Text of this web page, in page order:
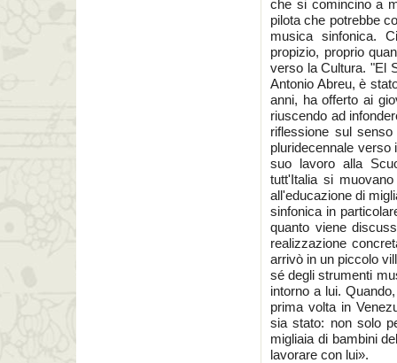
che si comincino a
pilota che potrebbe
musica sinfonica.
propizio, proprio
verso la Cultura. "El
Antonio Abreu, è
anni, ha offerto ai
riuscendo ad
riflessione sul
pluridecennale
suo lavoro alla
tutt'Italia si
all'educazione di
sinfonica in
quanto viene
realizzazione
arrivò in un piccolo
sé degli strumenti
intorno a lui.
prima volta in
sia stato: non solo
migliaia di bambini
lavorare con lui».